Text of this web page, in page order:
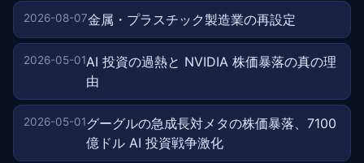
2026-08-07金属・プラスチック製造業の再設定
2026-05-01AI 投資の過熱と NVIDIA 株価暴落の真の理
由
2026-05-01グーグルの急成長対メタの株価暴落、7100
億ドル AI 投資戦争激化